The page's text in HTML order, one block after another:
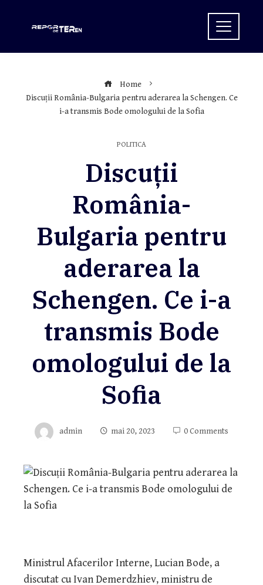
Home
Discuții România-Bulgaria pentru aderarea la Schengen. Ce
i-a transmis Bode omologului de la Sofia
POLITICA
Discuții
România-
Bulgaria pentru
aderarea la
Schengen. Ce i-a
transmis Bode
omologului de la
Sofia
admin mai 20, 2023 0 Comments
Ministrul Afacerilor Interne, Lucian Bode, a
discutat cu Ivan Demerdzhiev, ministru de